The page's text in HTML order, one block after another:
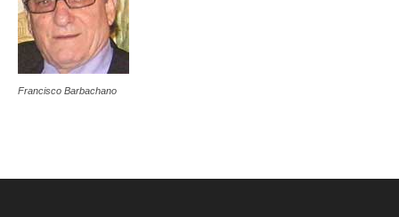
Francisco Barbachano